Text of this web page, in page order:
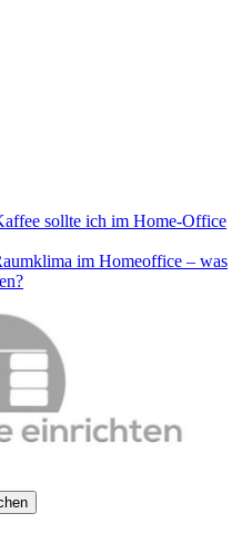
sollte ich im Home-Office
im Homeoffice – was